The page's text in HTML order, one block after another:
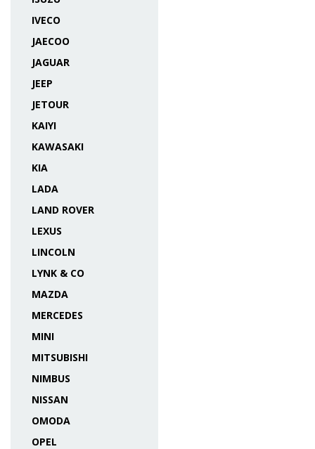
IVECO
JAECOO
JAGUAR
JEEP
JETOUR
KAIYI
KAWASAKI
KIA
LADA
LAND ROVER
LEXUS
LINCOLN
LYNK & CO
MAZDA
MERCEDES
MINI
MITSUBISHI
NIMBUS
NISSAN
OMODA
OPEL